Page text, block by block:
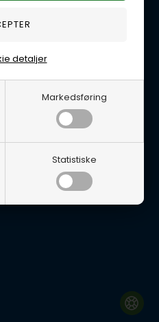
Markedsføring
Statistiske
detaljer
Helligdage.
fysiske butik efter aftale.